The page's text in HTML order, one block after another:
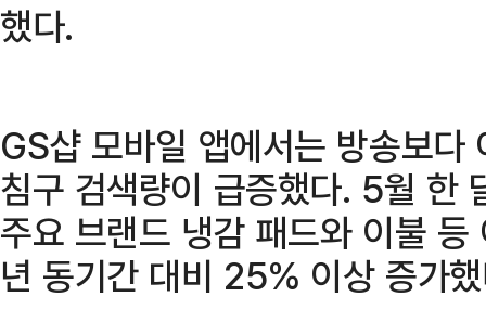
했다.
GS샵 모바일 앱에서는 방송보
침구 검색량이 급증했다. 5월 한
주요 브랜드 냉감 패드와 이불
년 동기간 대비 25% 이상 증가